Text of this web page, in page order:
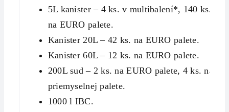
5L kanister – 4 ks. v multibalení*, 140 ks.
na EURO palete.
Kanister 20L – 42 ks. na EURO palete.
Kanister 60L – 12 ks. na EURO palete.
200L sud – 2 ks. na EURO palete, 4 ks. na
priemyselnej palete.
1000 l IBC.